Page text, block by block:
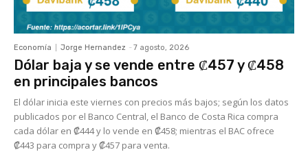
Economía Jorge Hernandez - 7 agosto, 2026
Dólar baja y se vende entre ₡457 y ₡458
en principales bancos
El dólar inicia este viernes con precios más bajos; según los datos
publicados por el Banco Central, el Banco de Costa Rica compra
cada dólar en ₡444 y lo vende en ₡458; mientras el BAC ofrece
₡443 para compra y ₡457 para venta.